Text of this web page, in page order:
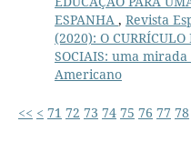
ESPANHA , Revista
(2020): O
SOCIAIS: uma
Americano
<< < 71 72 73 74 75 76 77 78